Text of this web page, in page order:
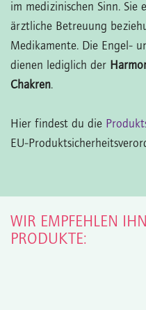
im medizinischen Sinn. Sie
ärztliche Betreuung
Medikamente. Die Engel-
dienen lediglich der
Chakren.
Hier findest du die
EU-
WIR EMPFEHLEN
PRODUKTE: